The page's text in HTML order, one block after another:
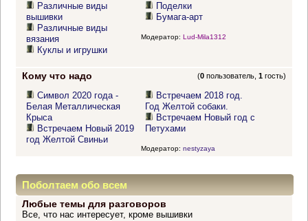
Различные виды
вышивки
Различные виды
вязания
Куклы и игрушки
Поделки
Бумага-арт
Модератор: Lud-Mila1312
Кому что надо (0 пользователь,1 гость)
Символ 2020 года -
Белая Металлическая
Крыса
Встречаем Новый 2019
год Желтой Свиньи
Встречаем 2018 год.
Год Желтой собаки.
Встречаем Новый год с
Петухами
Модератор: nestyzaya
Поболтаем обо всем
Любые темы для разговоров
Все, что нас интересует, кроме вышивки